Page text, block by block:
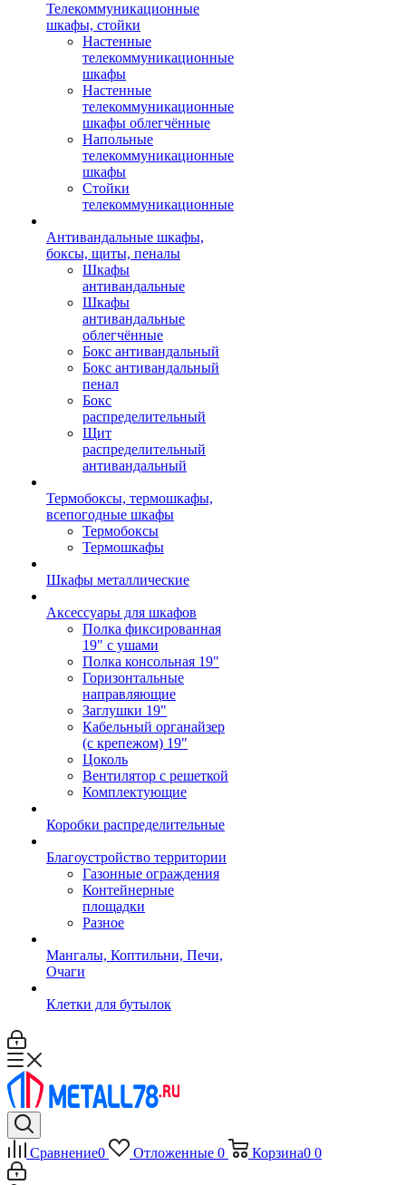
Телекоммуникационные
шкафы, стойки
Настенные
телекоммуникационные
шкафы
Настенные
телекоммуникационные
шкафы облегчённые
Напольные
телекоммуникационные
шкафы
Стойки
телекоммуникационные
Антивандальные шкафы,
боксы, щиты, пеналы
Шкафы
антивандальные
Шкафы
антивандальные
облегчённые
Бокс антивандальный
Бокс антивандальный
пенал
Бокс
распределительный
Щит
распределительный
антивандальный
Термобоксы, термошкафы,
всепогодные шкафы
Термобоксы
Термошкафы
Шкафы металлические
Аксессуары для шкафов
Полка фиксированная
19" с ушами
Полка консольная 19"
Горизонтальные
направляющие
Заглушки 19"
Кабельный органайзер
(с крепежом) 19"
Цоколь
Вентилятор с решеткой
Комплектующие
Коробки распределительные
Благоустройство территории
Газонные ограждения
Контейнерные
площадки
Разное
Мангалы, Коптильни, Печи,
Очаги
Клетки для бутылок
Сравнение0 Отложенные 0 Корзина0 0